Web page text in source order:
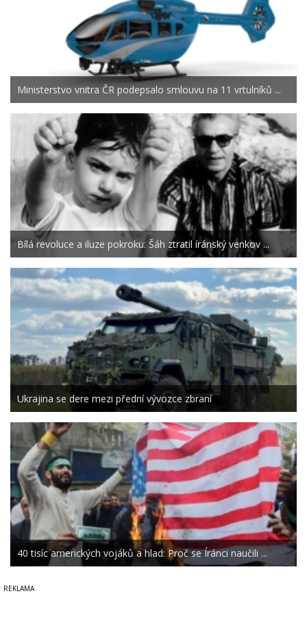
Ministerstvo vnitra ČR podepsalo smlouvu na 11 vrtulníků ...
Bílá revoluce a iluze pokroku: Šáh ztratil íránský venkov ...
Ukrajina se dere mezi přední vývozce zbraní
40 tisíc amerických vojáků a hlad: Proč se Íránci naučili ...